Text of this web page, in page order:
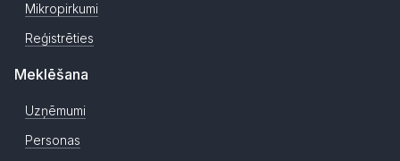
Mikropirkumi
Reģistrēties
Meklēšana
Uzņēmumi
Personas